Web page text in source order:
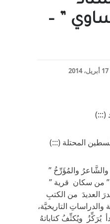
” –
17 أبريل، 2014
(:::)
المحتلة (:::)
والمُؤَرِّخُ ”
من سكان قرية ”
العديدَ من الكتبِ
والدراساتِ التاريخيَّة،
يُرَكِّزُ ويُكثِّفُ كتاباتهُ